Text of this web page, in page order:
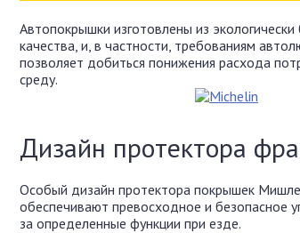
Автопокрышки изготовлены из
качества, и, в частности, требованиям
позволяет добиться понижения расхода
среду.
Дизайн протектора
Особый дизайн протектора покрышек
обеспечивают превосходное и безопасное
за определенные функции при езде.